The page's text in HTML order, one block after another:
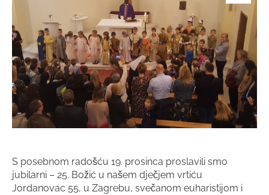
S posebnom radošću 19. prosinca proslavili smo
jubilarni – 25. Božić u našem dječjem vrtiću
Jordanovac 55, u Zagrebu, svečanom euharistijom i